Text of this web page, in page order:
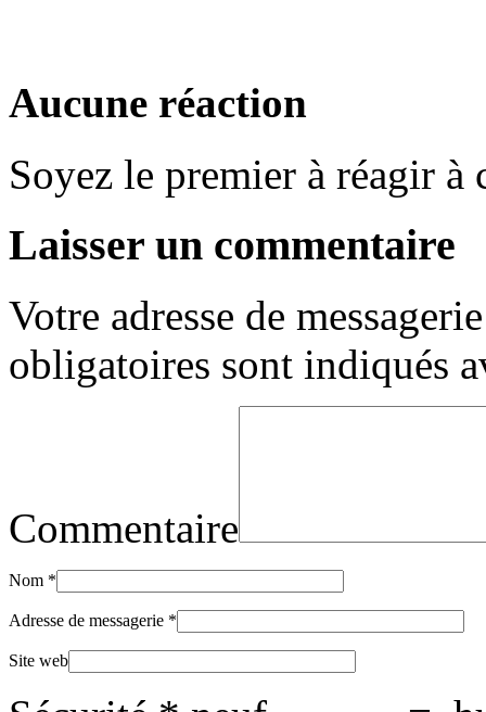
Aucune réaction
Soyez le premier à réagir à
Laisser un commentaire
Votre adresse de
obligatoires sont indiqués
Commentaire
Nom *
Adresse de messagerie *
Site web